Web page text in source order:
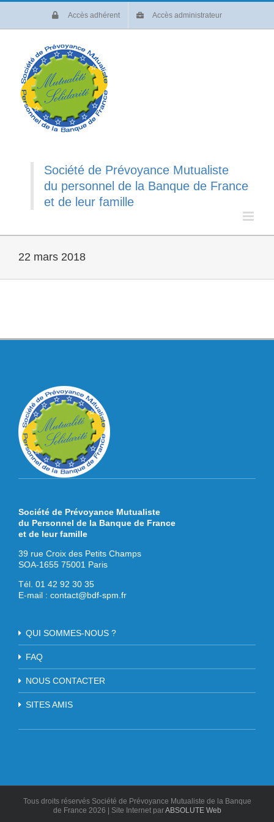
Passer
contenu
Accès adhérent Accès administrateur
Société de Prévoyance Mutualiste
du personnel de la Banque de France
et de leur famille
22 mars 2018
Société de Prévoyance Mutualiste
du Personnel de la Banque de France
et de leur famille
39 rue Croix des Petits Champs
SOA-1655 75001 Paris
Tél. 01 42 92 30 35
E-mail : contact@bdf-spm.fr
QUI SOMMES-NOUS ?
FAQ
NOUS CONTACTER
SITES AMIS
Tous droits réservés Société de Prévoyance Mutualiste de la Banque
de France 2026 | Site Internet parABSOLUTE Web